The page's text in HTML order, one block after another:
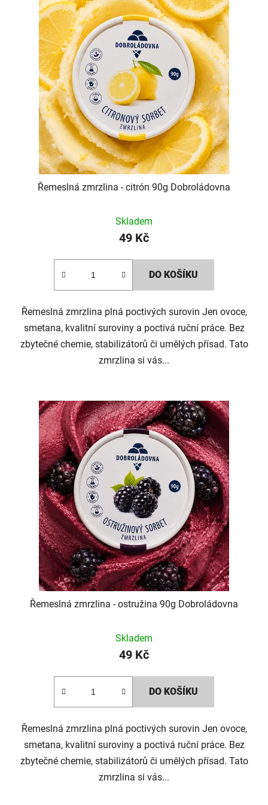
Řemeslná zmrzlina - citrón 90g Dobroládovna
Skladem
49 Kč
DO KOŠÍKU
Řemeslná zmrzlina plná poctivých surovin Jen ovoce,
smetana, kvalitní suroviny a poctivá ruční práce. Bez
zbytečné chemie, stabilizátorů či umělých přísad. Tato
zmrzlina si vás...
Řemeslná zmrzlina - ostružina 90g Dobroládovna
Skladem
49 Kč
DO KOŠÍKU
Řemeslná zmrzlina plná poctivých surovin Jen ovoce,
smetana, kvalitní suroviny a poctivá ruční práce. Bez
zbytečné chemie, stabilizátorů či umělých přísad. Tato
zmrzlina si vás...